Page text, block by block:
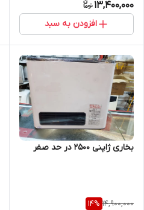
13,400,000
افزودن به سبد
بخاری ژاپنی ۲۵۰۰ در حد صفر
14,900,000
14%